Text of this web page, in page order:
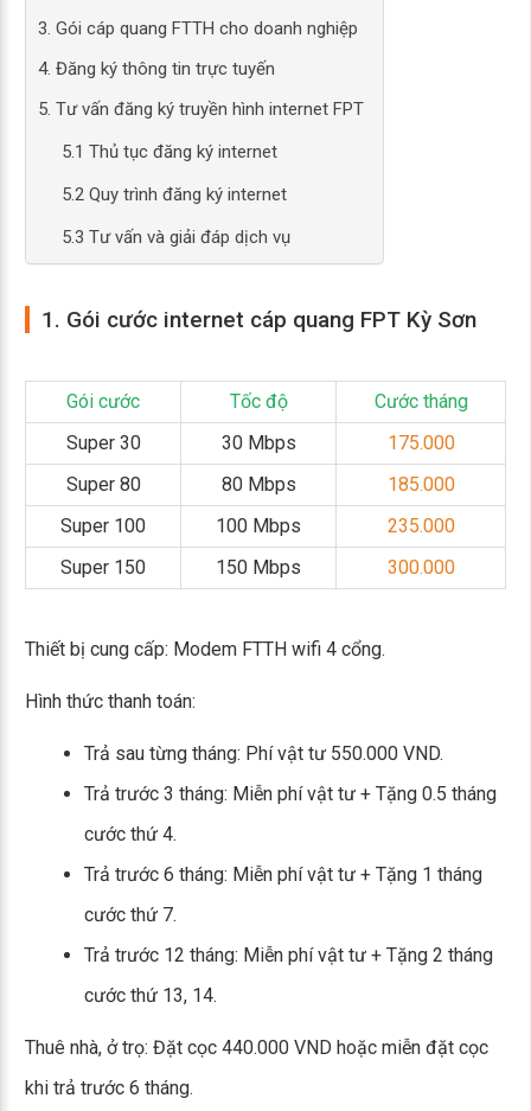
3. Gói cáp quang FTTH cho doanh nghiệp
4. Đăng ký thông tin trực tuyến
5. Tư vấn đăng ký truyền hình internet FPT
5.1 Thủ tục đăng ký internet
5.2 Quy trình đăng ký internet
5.3 Tư vấn và giải đáp dịch vụ
1. Gói cước internet cáp quang FPT Kỳ Sơn
Gói cước Tốc độ
Cước tháng
Super 30
30 Mbps
175.000
Super 80
80 Mbps
185.000
Super 100
100 Mbps
235.000
Super 150
150 Mbps 300.000
Thiết bị cung cấp: Modem FTTH wifi 4 cổng.
Hình thức thanh toán:
Trả sau từng tháng: Phí vật tư 550.000 VND.
Trả trước 3 tháng: Miễn phí vật tư + Tặng 0.5 tháng
cước thứ 4.
Trả trước 6 tháng: Miễn phí vật tư + Tặng 1 tháng
cước thứ 7.
Trả trước 12 tháng: Miễn phí vật tư + Tặng 2 tháng
cước thứ 13, 14.
Thuê nhà, ở trọ: Đặt cọc 440.000 VND hoặc miễn đặt cọc
khi trả trước 6 tháng.